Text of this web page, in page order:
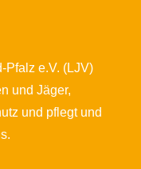
Pfalz e.V. (LJV)
und Jäger,
und pflegt und